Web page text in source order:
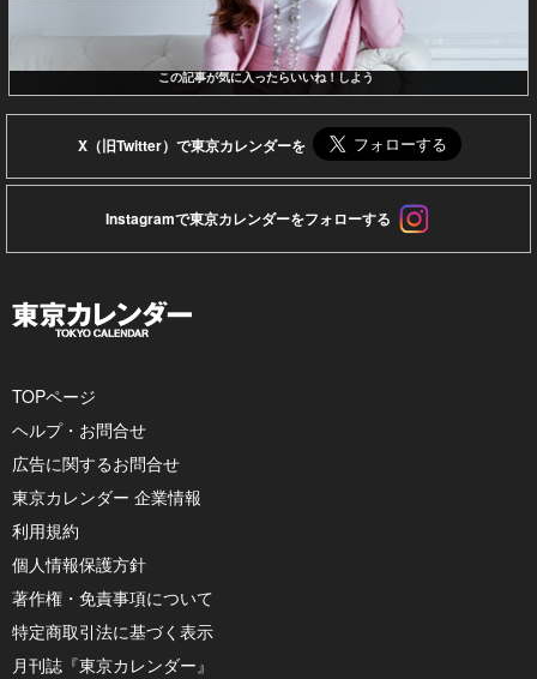
この記事が気に入ったらいいね！しよう
X（旧Twitter）で東京カレンダーを
Instagramで東京カレンダーをフォローする
TOPページ
ヘルプ・お問合せ
広告に関するお問合せ
東京カレンダー 企業情報
利用規約
個人情報保護方針
著作権・免責事項について
特定商取引法に基づく表示
月刊誌『東京カレンダー』